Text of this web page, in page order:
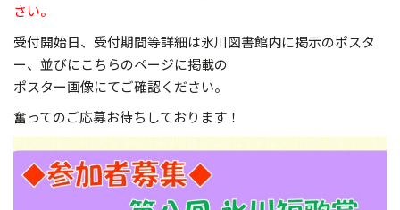
さい。
受付開始日、受付期間等詳細は氷川図書館内に掲示のポスタ
ー、並びにこちらのページに掲載の
ポスター画像にてご確認ください。
奮ってのご応募お待ちしております！